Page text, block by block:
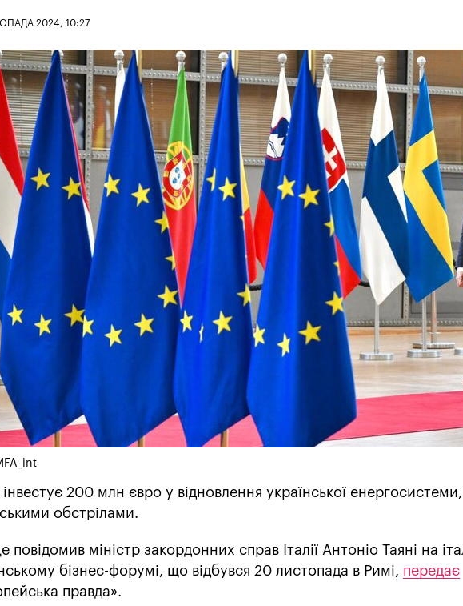
2024, 10:27
інвестує 200 млн євро у відновлення української
обстрілами.
повідомив міністр закордонних справ Італії Антоніо Таяні на
бізнес-форумі, що відбувся 20 листопада в Римі, передає
правда».